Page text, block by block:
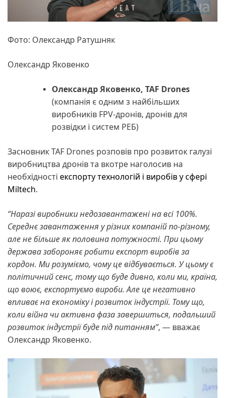
Фото: Олександр Ратушняк
Олександр Яковенко
Олександр Яковенко, TAF Drones
(компанія є одним з найбільших
виробників FPV-дронів, дронів для
розвідки і систем РЕБ)
Засновник TAF Drones розповів про розвиток галузі
виробництва дронів та вкотре наголосив на
необхідності експорту технологій і виробів у сфері
Miltech.
“Наразі виробники недозавантажені на всі 100%.
Середнє завантаження у різних компаній по-різному,
але не більше як половина потужності. При цьому
держава забороняє робити експорт виробів за
кордон. Ми розуміємо, чому це відбувається. У цьому є
політичний сенс, тому що буде дивно, коли ми, країна,
що воює, експортуємо вироби. Але це негативно
впливає на економіку і розвиток індустрії. Тому що,
коли війна чи активна фаза завершиться, подальший
розвиток індустрії буде під питанням”, — вважає
Олександр Яковенко.